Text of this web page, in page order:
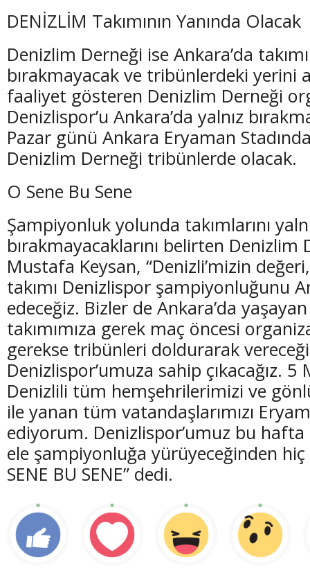
DENİZLİM Takımının Yanında Olacak
Denizlim Derneği ise Ankara’da
bırakmayacak ve tribünlerdeki yerini
faaliyet gösteren Denizlim Derneği
Denizlispor’u Ankara’da yalnız
Pazar günü Ankara Eryaman
Denizlim Derneği tribünlerde olacak.
O Sene Bu Sene
Şampiyonluk yolunda takımlarını
bırakmayacaklarını belirten Denizlim
Mustafa Keysan, “Denizli’mizin
takımı Denizlispor şampiyonluğunu
edeceğiz. Bizler de Ankara’da
takımımıza gerek maç öncesi
gerekse tribünleri doldurarak
Denizlispor’umuza sahip çıkacağız. 5
Denizlili tüm hemşehrilerimizi ve
ile yanan tüm vatandaşlarımızı
ediyorum. Denizlispor’umuz bu hafta
ele şampiyonluğa yürüyeceğinden
SENE BU SENE” dedi.
(20 Şubat - 20 Mart)
Balık Burcunun 08.08.2026 Günlük Yorumu
(21 Mart - 20
Koç